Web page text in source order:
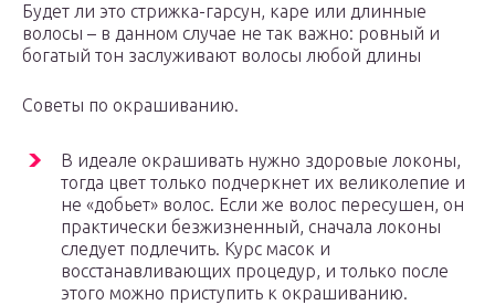
Будет ли это стрижка-гарсун, каре или длинные
волосы – в данном случае не так важно: ровный и
богатый тон заслуживают волосы любой длины
Советы по окрашиванию.
В идеале окрашивать нужно здоровые локоны,
тогда цвет только подчеркнет их великолепие и
не «добьет» волос. Если же волос пересушен, он
практически безжизненный, сначала локоны
следует подлечить. Курс масок и
восстанавливающих процедур, и только после
этого можно приступить к окрашиванию.